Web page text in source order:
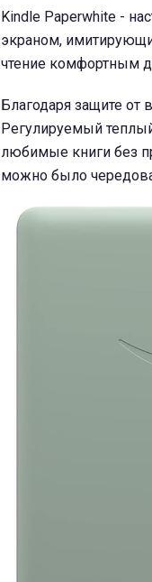
Kindle Paperwhite -
экраном,
чтение комфортным
Благодаря защите от
Регулируемый
любимые книги без
можно было